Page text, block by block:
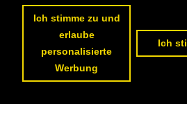
Datenschutzerklärung|
Ich stimme zu und
erlaube
personalisierte
Werbung
Ich